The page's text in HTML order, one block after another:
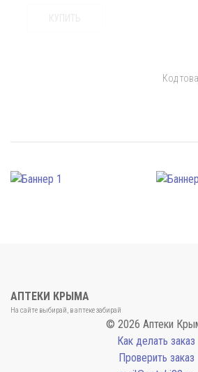
Код
АПТЕКИ КРЫМА
На сайте выбирай, в аптеке забирай
© 2026 Аптеки
Как делать заказ
Проверить заказ